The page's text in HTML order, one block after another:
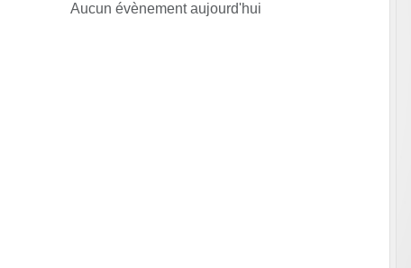
Aucun évènement aujourd'hui